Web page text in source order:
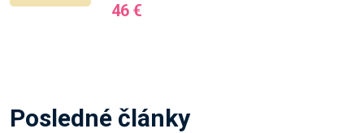
46 €
Posledné články